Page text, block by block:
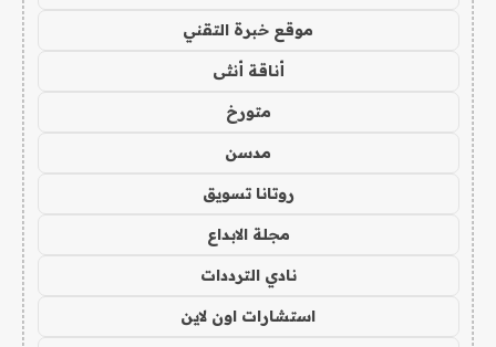
موقع خبرة التقني
أناقة أنثى
متورخ
مدسن
روتانا تسويق
مجلة الابداع
نادي الترددات
استشارات اون لاين